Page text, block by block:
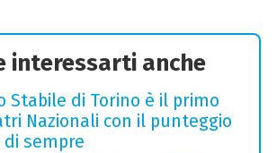
interessarti anche
Stabile di Torino è il primo
Nazionali con il punteggio
sempre